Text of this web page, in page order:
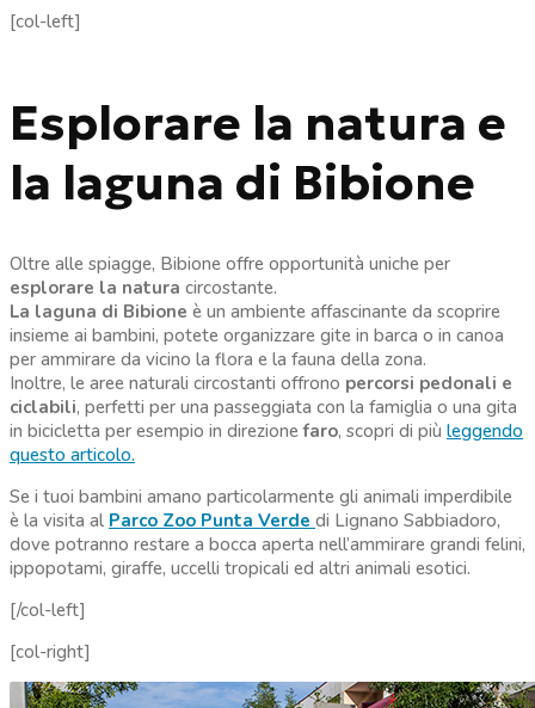
[col-left]
Esplorare la natura e
la laguna di Bibione
Oltre alle spiagge, Bibione offre opportunità uniche per
esplorare la natura circostante.
La laguna di Bibione è un ambiente affascinante da scoprire
insieme ai bambini, potete organizzare gite in barca o in canoa
per ammirare da vicino la flora e la fauna della zona.
Inoltre, le aree naturali circostanti offrono percorsi pedonali e
ciclabili, perfetti per una passeggiata con la famiglia o una gita
in bicicletta per esempio in direzionefaro, scopri di più leggendo
questo articolo.
Se i tuoi bambini amano particolarmente gli animali imperdibile
è la visita al Parco Zoo Punta Verde di Lignano Sabbiadoro,
dove potranno restare a bocca aperta nell’ammirare grandi felini,
ippopotami, giraffe, uccelli tropicali ed altri animali esotici.
[/col-left]
[col-right]